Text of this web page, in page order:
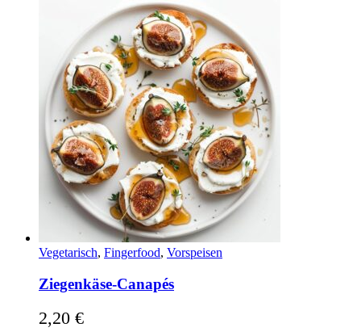
Vegetarisch, Fingerfood, Vorspeisen
Ziegenkäse-Canapés
2,20 €